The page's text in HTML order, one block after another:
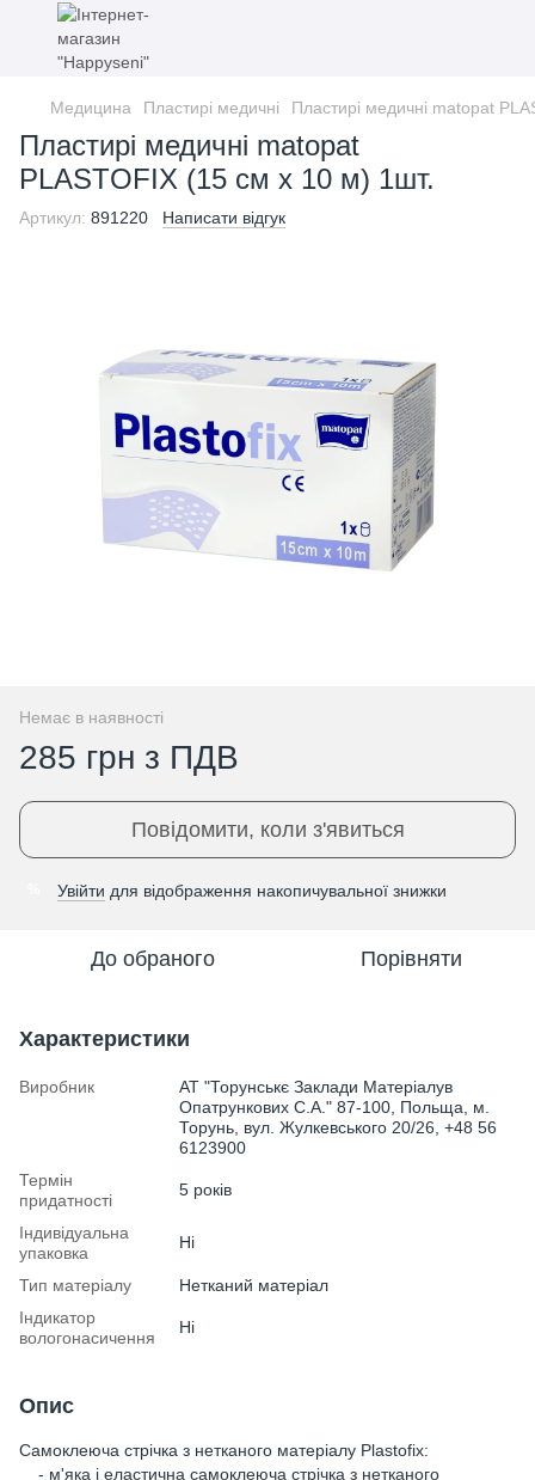
Медицина Пластирі медичні Пластирі медичні matopat
Пластирі медичні matopat
PLASTOFIX (15 см x 10 м) 1шт.
Артикул: 891220 Написати відгук
Немає в наявності
285 грн з ПДВ
Повідомити, коли з'явиться
Увійти для відображення накопичувальної знижки
До обраного Порівняти
Характеристики
Виробник
АТ "Торунськє Заклади Матеріалув
Опатрункових С.А." 87-100, Польща, м.
Торунь, вул. Жулкевського 20/26, +48 56
6123900
Термін
придатності
5 років
Індивідуальна
упаковка
Ні
Тип матеріалу
Нетканий матеріал
Індикатор
вологонасичення
Ні
Опис
Самоклеюча стрічка з нетканого матеріалу Plastofix:
- м'яка і еластична самоклеюча стрічка з нетканого